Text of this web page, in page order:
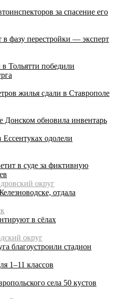
за спасение его
фазу перестройки — эксперт
Тольятти победили
жилья сдали в Ставрополе
Донском обновила инвентарь
одолели
в суде за фиктивную
округ
отдала
в сёлах
округ
благоустроили стадион
1–11 классов
села 50 кустов